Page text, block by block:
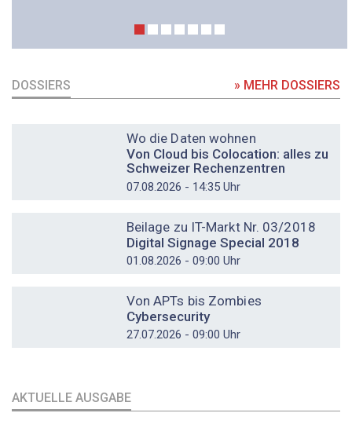
DOSSIERS » MEHR DOSSIERS
Wo die Daten wohnen
Von Cloud bis Colocation: alles zu
Schweizer Rechenzentren
07.08.2026 - 14:35 Uhr
Beilage zu IT-Markt Nr. 03/2018
Digital Signage Special 2018
01.08.2026 - 09:00 Uhr
Von APTs bis Zombies
Cybersecurity
27.07.2026 - 09:00 Uhr
AKTUELLE AUSGABE